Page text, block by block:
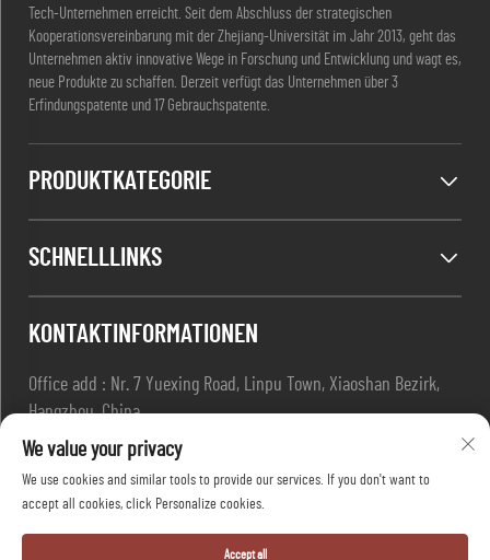
Tech-Unternehmen erreicht. Seit dem Abschluss der strategischen
Kooperationsvereinbarung mit der Zhejiang-Universität im Jahr 2013, geht das
Unternehmen aktiv innovative Wege in Forschung und Entwicklung und wagt es,
neue Produkte zu schaffen. Derzeit verfügt das Unternehmen über 3
Erfindungspatente und 17 Gebrauchspatente.
PRODUKTKATEGORIE
SCHNELLLINKS
KONTAKTINFORMATIONEN
Office add : Nr. 7 Yuexing Road, Linpu Town, Xiaoshan Bezirk,
Hangzhou, China
E-Mail:[email protected]
+86-13967169961
Copyright © Hangzhou Dafang Safety Co.,ltd Alle Rechte
We value your privacy
We use cookies and similar tools to provide our services. If you don't want to
accept all cookies, click Personalize cookies.
Accept all